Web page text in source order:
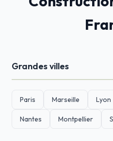
Grandes villes
Paris Marseille Lyon
Nantes Montpellier